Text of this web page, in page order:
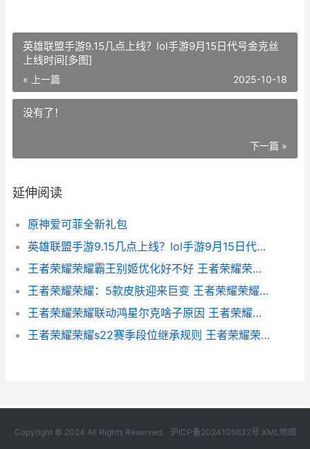
英雄联盟手游9.15几点上线？lol手游9月15日代号金克丝
上线时间[多图]
« 上一篇 2025-10-18
没有了！
下一篇 »
延伸阅读
原神爱可菲全新礼包
英雄联盟手游9.15几点上线？lol手游9月15日代号金克丝上线时间[多图]
王者荣耀荣耀霸王别姬优化好不好 王者荣耀荣耀霸王
王者荣耀荣耀：5款皮肤迎来巨变 王者荣耀荣耀之章
王者荣耀荣耀联动鸿星尔克啥子原因 王者荣耀联排
王者荣耀荣耀s22赛季段位继承规则 王者荣耀荣耀王者
Copyright © 2024 All Rights Reserved. 沪ICP备2024105632号 XML地图